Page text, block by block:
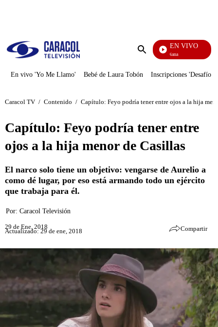
Enviar
EN VIVO
Diario De Diana
En vivo 'Yo Me Llamo' Bebé de Laura Tobón Inscripciones 'Desafío'
Caracol TV / Contenido / Capítulo: Feyo podría tener entre ojos a la hija
Capítulo: Feyo podría tener entre
ojos a la hija menor de Casillas
El narco solo tiene un objetivo: vengarse de Aurelio a
como dé lugar, por eso está armando todo un ejército
que trabaja para él.
Por: Caracol Televisión
29 de Ene, 2018
Actualizado: 29 de ene, 2018 Compartir